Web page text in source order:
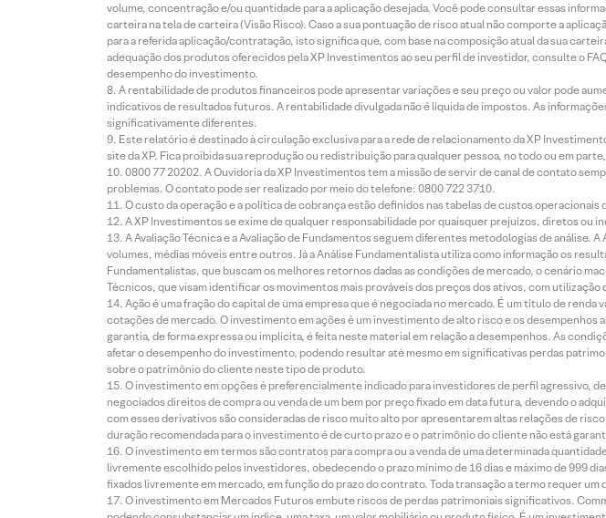
volume, concentração e/ou quantidade para a aplicação desejada. Você pode consultar essas
carteira na tela de carteira (Visão Risco). Caso a sua pontuação de risco atual não comporte a
para a referida aplicação/contratação, isto significa que, com base na composição atual da sua
adequação dos produtos oferecidos pela XP Investimentos ao seu perfil de investidor, consulte o
desempenho do investimento.
A rentabilidade de produtos financeiros pode apresentar variações e seu preço ou valor pode
indicativos de resultados futuros. A rentabilidade divulgada não é líquida de impostos. As
significativamente diferentes.
Este relatório é destinado à circulação exclusiva para a rede de relacionamento da XP
site da XP. Fica proibida sua reprodução ou redistribuição para qualquer pessoa, no todo ou em
0800 77 20202. A Ouvidoria da XP Investimentos tem a missão de servir de canal de contato
problemas. O contato pode ser realizado por meio do telefone: 0800 722 3710.
O custo da operação e a política de cobrança estão definidos nas tabelas de custos
A XP Investimentos se exime de qualquer responsabilidade por quaisquer prejuízos, diretos
A Avaliação Técnica e a Avaliação de Fundamentos seguem diferentes metodologias de
volumes, médias móveis entre outros. Já a Análise Fundamentalista utiliza como informação os
Fundamentalistas, que buscam os melhores retornos dadas as condições de mercado, o cenário
Técnicos, que visam identificar os movimentos mais prováveis dos preços dos ativos, com utilização
Ação é uma fração do capital de uma empresa que é negociada no mercado. É um título de
cotações de mercado. O investimento em ações é um investimento de alto risco e os
garantia, de forma expressa ou implícita, é feita neste material em relação a desempenhos. As
afetar o desempenho do investimento, podendo resultar até mesmo em significativas perdas
sobre o patrimônio do cliente neste tipo de produto.
O investimento em opções é preferencialmente indicado para investidores de perfil agressivo,
negociados direitos de compra ou venda de um bem por preço fixado em data futura, devendo o
com esses derivativos são consideradas de risco muito alto por apresentarem altas relações de
duração recomendada para o investimento é de curto prazo e o patrimônio do cliente não está
O investimento em termos são contratos para compra ou a venda de uma determinada
livremente escolhido pelos investidores, obedecendo o prazo mínimo de 16 dias e máximo de 999
fixados livremente em mercado, em função do prazo do contrato. Toda transação a termo requer
O investimento em Mercados Futuros embute riscos de perdas patrimoniais significativos.